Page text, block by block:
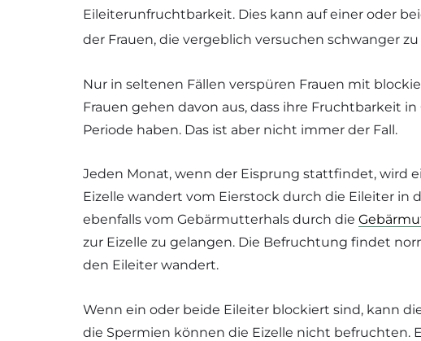
Eileiterunfruchtbarkeit. Dies kann auf einer oder
der Frauen, die vergeblich versuchen schwanger
Nur in seltenen Fällen verspüren Frauen mit
Frauen gehen davon aus, dass ihre Fruchtbarkeit
Periode haben. Das ist aber nicht immer der Fall.
Jeden Monat, wenn der Eisprung stattfindet, wird
Eizelle wandert vom Eierstock durch die Eileiter in
ebenfalls vom Gebärmutterhals durch die
zur Eizelle zu gelangen. Die Befruchtung findet
den Eileiter wandert.
Wenn ein oder beide Eileiter blockiert sind, kann
die Spermien können die Eizelle nicht befruchten.